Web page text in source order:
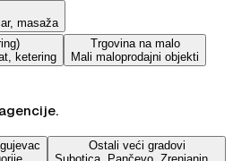
masaža
ketering
Trgovina na malo
Mali maloprodajni objekti
Ostali veći gradovi